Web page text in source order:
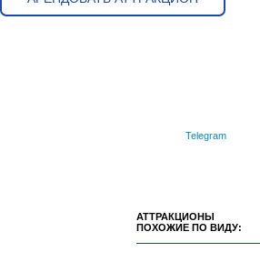
Telegram
АТТРАКЦИОНЫ
ПОХОЖИЕ ПО ВИДУ: